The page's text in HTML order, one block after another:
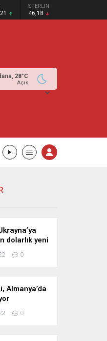
STERLIN
46,18
28°C
Açık
dolarlık yeni
0
Almanya’da
0